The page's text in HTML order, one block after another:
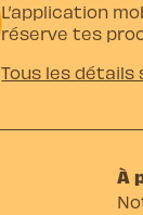
L’application
réserve tes
Tous les
À